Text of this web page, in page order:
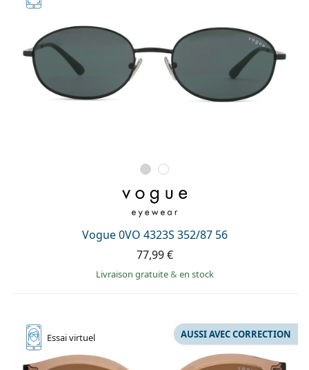
Vogue 0VO 4323S 352/87 56
77,99 €
Livraison gratuite& en stock
Essaivirtuel AUSSI AVEC CORRECTION